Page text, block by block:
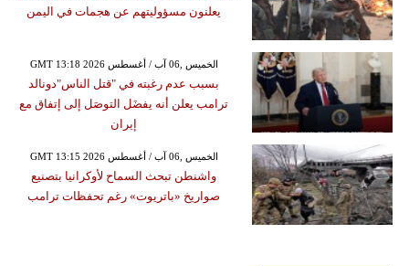
يعلنون مسؤوليتهم عن هجمات في اليمن
GMT 13:18 2026 الخميس ,06 آب / أغسطس
بسبب عدم رغبته في "قتل الناس"دونالد
ترامب يعلن أنه يفضَل التوصَل إلى إتفاق مع
إيران
GMT 13:15 2026 الخميس ,06 آب / أغسطس
واشنطن تبحث السماح لأوكرانيا بتصنيع
صواريخ «باتريوت» رغم تحفظات ترامب